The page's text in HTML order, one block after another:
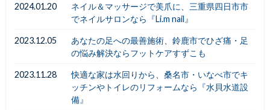
2024.01.20
ネイル＆マッサージで美爪に、三重県四日市市
でネイルサロンなら『Li.m nail』
2023.12.05
あなたの足への最善施術、鈴鹿市でひざ痛・足
の悩み解決ならフットケアすずこも
2023.11.28
快適な家は水回りから、桑名市・いなべ市でキ
ッチンやトイレのリフォームなら『水貝水道設
備』